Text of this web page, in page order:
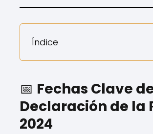
Índice
📅 Fechas Clave
Declaración de la
2024